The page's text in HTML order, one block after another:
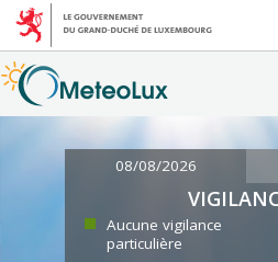
08/08/2026
Aucune vigilance
particulière